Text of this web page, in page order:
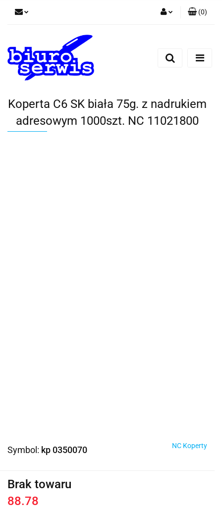
Zarejestruj się
(0)
Koperta C6 SK biała 75g. z nadrukiem
adresowym 1000szt. NC 11021800
Symbol: kp 0350070 NC Koperty
Brak towaru
88.78